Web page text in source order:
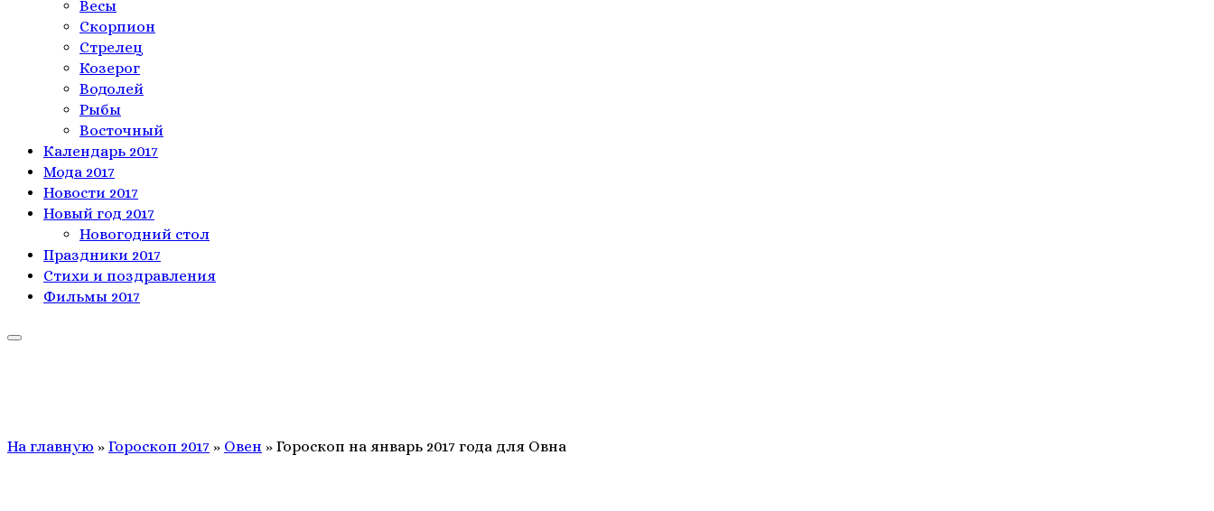
Весы
Скорпион
Стрелец
Козерог
Водолей
Рыбы
Восточный
Календарь 2017
Мода 2017
Новости 2017
Новый год 2017
Новогодний стол
Праздники 2017
Стихи и поздравления
Фильмы 2017
На главную » Гороскоп 2017 » Овен » Гороскоп на январь 2017 года для Овна